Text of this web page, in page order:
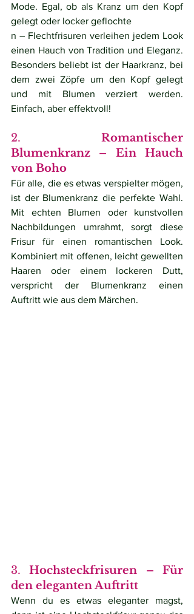
Mode. Egal, ob als Kranz um den Kopf
gelegt oder locker geflochte
n – Flechtfrisuren verleihen jedem Look
einen Hauch von Tradition und Eleganz.
Besonders beliebt ist der Haarkranz, bei
dem zwei Zöpfe um den Kopf gelegt
und mit Blumen verziert werden.
Einfach, aber effektvoll!
2. Romantischer
Blumenkranz – Ein Hauch
von Boho
Für alle, die es etwas verspielter mögen,
ist der Blumenkranz die perfekte Wahl.
Mit echten Blumen oder kunstvollen
Nachbildungen umrahmt, sorgt diese
Frisur für einen romantischen Look.
Kombiniert mit offenen, leicht gewellten
Haaren oder einem lockeren Dutt,
verspricht der Blumenkranz einen
Auftritt wie aus dem Märchen.
3. Hochsteckfrisuren – Für
den eleganten Auftritt
Wenn du es etwas eleganter magst,